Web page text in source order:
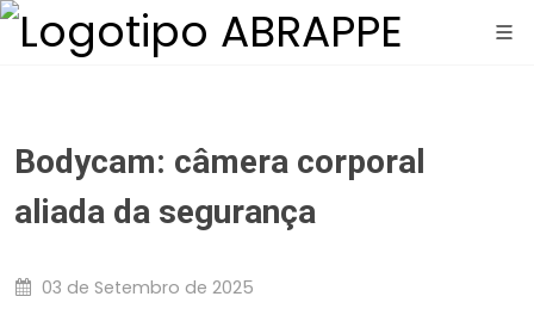
Bodycam: câmera corporal
aliada da segurança
03 de Setembro de 2025